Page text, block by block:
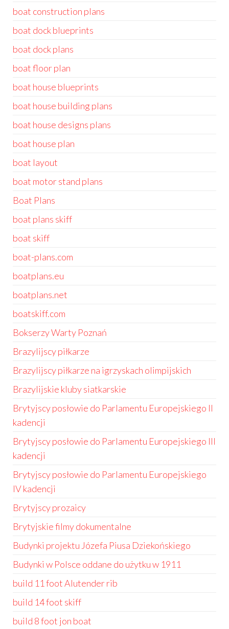
boat construction plans
boat dock blueprints
boat dock plans
boat floor plan
boat house blueprints
boat house building plans
boat house designs plans
boat house plan
boat layout
boat motor stand plans
Boat Plans
boat plans skiff
boat skiff
boat-plans.com
boatplans.eu
boatplans.net
boatskiff.com
Bokserzy Warty Poznań
Brazylijscy piłkarze
Brazylijscy piłkarze na igrzyskach olimpijskich
Brazylijskie kluby siatkarskie
Brytyjscy posłowie do Parlamentu Europejskiego II
kadencji
Brytyjscy posłowie do Parlamentu Europejskiego III
kadencji
Brytyjscy posłowie do Parlamentu Europejskiego
IV kadencji
Brytyjscy prozaicy
Brytyjskie filmy dokumentalne
Budynki projektu Józefa Piusa Dziekońskiego
Budynki w Polsce oddane do użytku w 1911
build 11 foot Alutender rib
build 14 foot skiff
build 8 foot jon boat